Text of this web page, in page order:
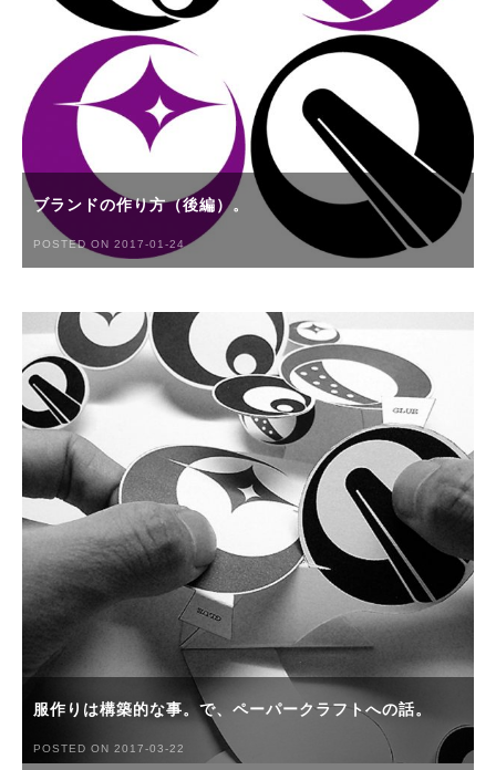
ブランドの作り方（後編）。
POSTED ON 2017-01-24
服作りは構築的な事。で、ペーパークラフトへの話。
POSTED ON 2017-03-22